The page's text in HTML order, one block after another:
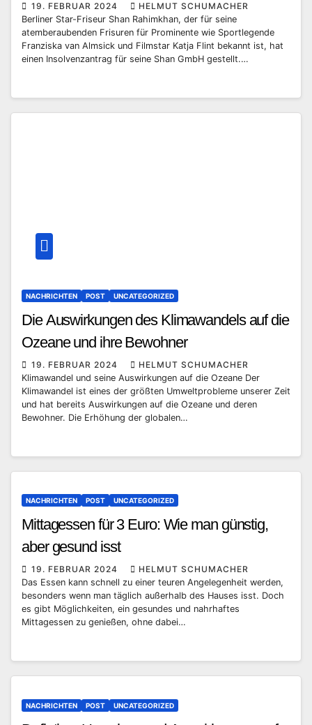
19. FEBRUAR 2024
HELMUT SCHUMACHER
Berliner Star-Friseur Shan Rahimkhan, der für seine
atemberaubenden Frisuren für Prominente wie Sportlegende
Franziska van Almsick und Filmstar Katja Flint bekannt ist, hat
einen Insolvenzantrag für seine Shan GmbH gestellt.…
NACHRICHTEN POST UNCATEGORIZED
Die Auswirkungen des Klimawandels auf die
Ozeane und ihre Bewohner
19. FEBRUAR 2024
HELMUT SCHUMACHER
Klimawandel und seine Auswirkungen auf die Ozeane Der
Klimawandel ist eines der größten Umweltprobleme unserer Zeit
und hat bereits Auswirkungen auf die Ozeane und deren
Bewohner. Die Erhöhung der globalen…
NACHRICHTEN POST UNCATEGORIZED
Mittagessen für 3 Euro: Wie man günstig,
aber gesund isst
19. FEBRUAR 2024
HELMUT SCHUMACHER
Das Essen kann schnell zu einer teuren Angelegenheit werden,
besonders wenn man täglich außerhalb des Hauses isst. Doch
es gibt Möglichkeiten, ein gesundes und nahrhaftes
Mittagessen zu genießen, ohne dabei…
NACHRICHTEN POST UNCATEGORIZED